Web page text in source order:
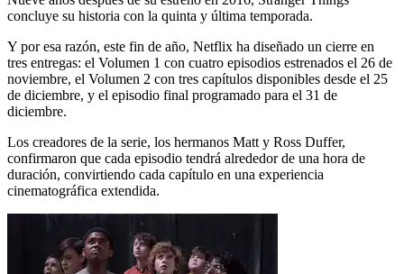
concluye su historia con la quinta y última temporada.
Y por esa razón, este fin de año, Netflix ha diseñado un cierre en
tres entregas: el Volumen 1 con cuatro episodios estrenados el 26 de
noviembre, el Volumen 2 con tres capítulos disponibles desde el 25
de diciembre, y el episodio final programado para el 31 de
diciembre.
Los creadores de la serie, los hermanos Matt y Ross Duffer,
confirmaron que cada episodio tendrá alrededor de una hora de
duración, convirtiendo cada capítulo en una experiencia
cinematográfica extendida.